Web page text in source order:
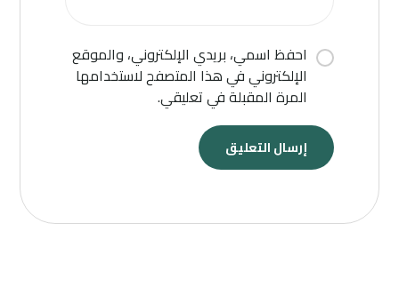
احفظ اسمي، بريدي الإلكتروني، والموقع
الإلكتروني في هذا المتصفح لاستخدامها
المرة المقبلة في تعليقي.